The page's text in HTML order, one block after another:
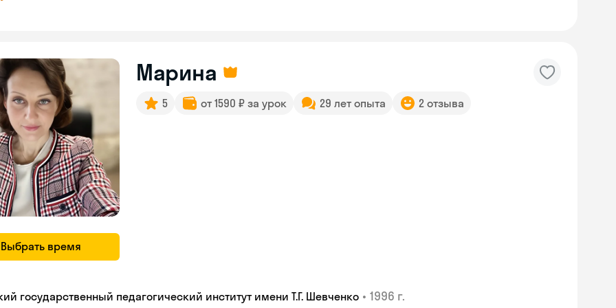
Выбрать время
Марина
5 от 1590 ₽ за урок 29 лет опыта 2 отзыва
государственный педагогический институт имени Т.Г. Шевченко • 1996 г.
online